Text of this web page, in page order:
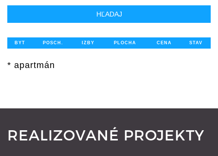
HĽADAJ
BYT POSCH. IZBY PLOCHA CENA STAV
* apartmán
REALIZOVANÉ PROJEKTY